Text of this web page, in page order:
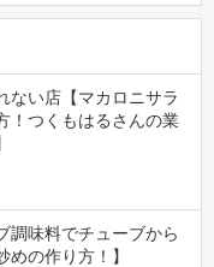
ない店【マカロニサラ
！つくもはるさんの業
調味料でチューブから
めの作り方！】